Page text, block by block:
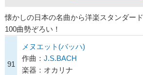
懐かしの日本の名曲から洋楽スタンダー
100曲勢ぞろい！
91
メヌエット(バッハ)
作曲： J.S.BACH
楽器：オカリナ